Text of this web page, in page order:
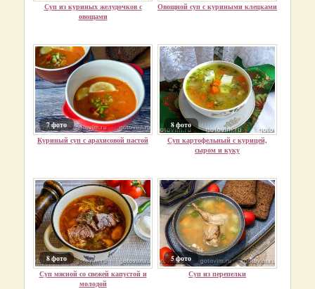
Суп из куриных желудочков с
овощами
Овощной суп с куриными клецками
7 фото
Куриный суп с арахисовой пастой
8 фото
Суп картофельный с курицей,
сыром и куку
8 фото
Суп мясной со свежей капустой и
молодой
5 фото
Суп из перепелки